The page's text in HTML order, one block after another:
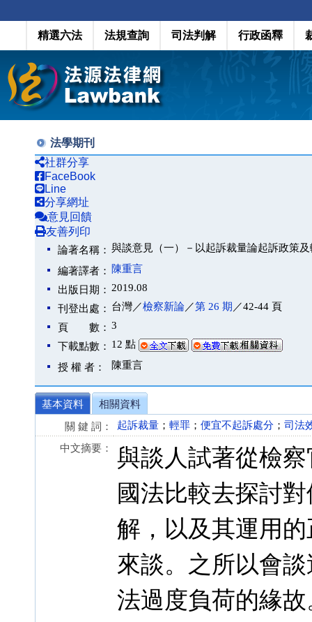
精選六法 法規查詢 司法判解 行政函釋
法學期刊
社群分享
FaceBook
Line
分享網址
意見回饋
友善列印
論著名稱： 與談意見（一）－以起訴裁量論起訴政策
編著譯者：
陳重言
出版日期： 2019.08
刊登出處： 台灣／檢察新論／第 26 期 ／42-44 頁
頁 數： 3
下載點數： 12 點
授 權 者： 陳重言
基本資料
相關資料
關 鍵 詞：
起訴裁量 ； 輕罪 ； 便宜不起訴處分 ； 司法
中文摘要：
與談人試著從檢
國法比較去探討
解，以及其運用
來談。之所以會
法過度負荷的緣